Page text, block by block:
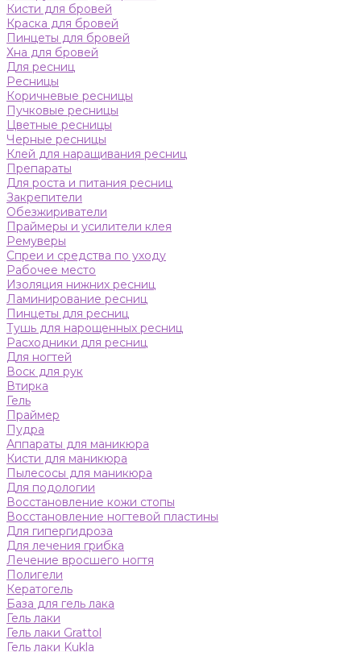
Кисти для бровей
Краска для бровей
Пинцеты для бровей
Хна для бровей
Для ресниц
Ресницы
Коричневые ресницы
Пучковые ресницы
Цветные ресницы
Черные ресницы
Клей для наращивания ресниц
Препараты
Для роста и питания ресниц
Закрепители
Обезжириватели
Праймеры и усилители клея
Ремуверы
Спреи и средства по уходу
Рабочее место
Изоляция нижних ресниц
Ламинирование ресниц
Пинцеты для ресниц
Тушь для нарощенных ресниц
Расходники для ресниц
Для ногтей
Воск для рук
Втирка
Гель
Праймер
Пудра
Аппараты для маникюра
Кисти для маникюра
Пылесосы для маникюра
Для подологии
Восстановление кожи стопы
Восстановление ногтевой пластины
Для гипергидроза
Для лечения грибка
Лечение вросшего ногтя
Полигели
Кератогель
База для гель лака
Гель лаки
Гель лаки Grattol
Гель лаки Kukla